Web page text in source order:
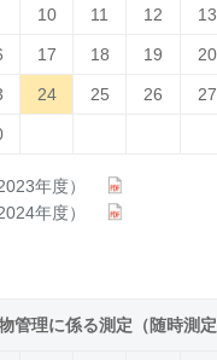
10 11 12 13
17 18 19 20
24 25 26 27
年度）
年度）
管理に係る測定（随時測定